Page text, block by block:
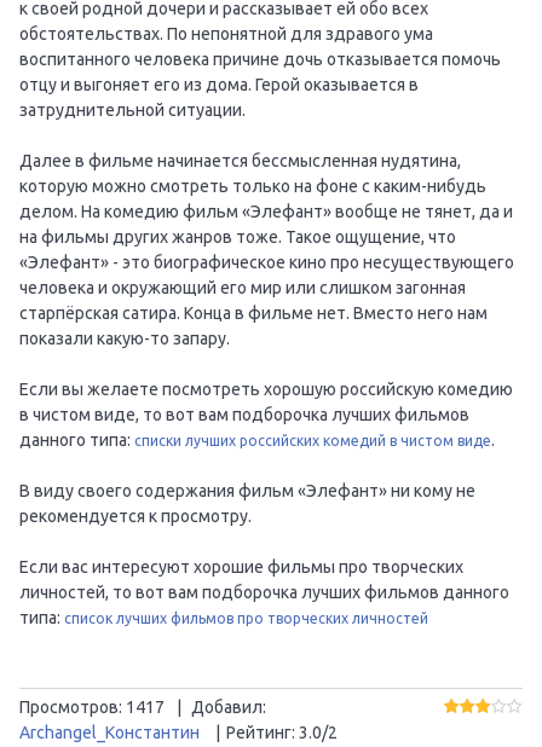
к своей родной дочери и рассказывает ей обо всех
обстоятельствах. По непонятной для здравого ума
воспитанного человека причине дочь отказывается помочь
отцу и выгоняет его из дома. Герой оказывается в
затруднительной ситуации.
Далее в фильме начинается бессмысленная нудятина,
которую можно смотреть только на фоне с каким-нибудь
делом. На комедию фильм «Элефант» вообще не тянет, да и
на фильмы других жанров тоже. Такое ощущение, что
«Элефант» - это биографическое кино про несуществующего
человека и окружающий его мир или слишком загонная
старпёрская сатира. Конца в фильме нет. Вместо него нам
показали какую-то запару.
Если вы желаете посмотреть хорошую российскую комедию
в чистом виде, то вот вам подборочка лучших фильмов
данного типа: списки лучших российских комедий в чистом виде.
В виду своего содержания фильм «Элефант» ни кому не
рекомендуется к просмотру.
Если вас интересуют хорошие фильмы про творческих
личностей, то вот вам подборочка лучших фильмов данного
типа: список лучших фильмов про творческих личностей
Просмотров: 1417 | Добавил:
Archangel_Константин
| Рейтинг: 3.0/2